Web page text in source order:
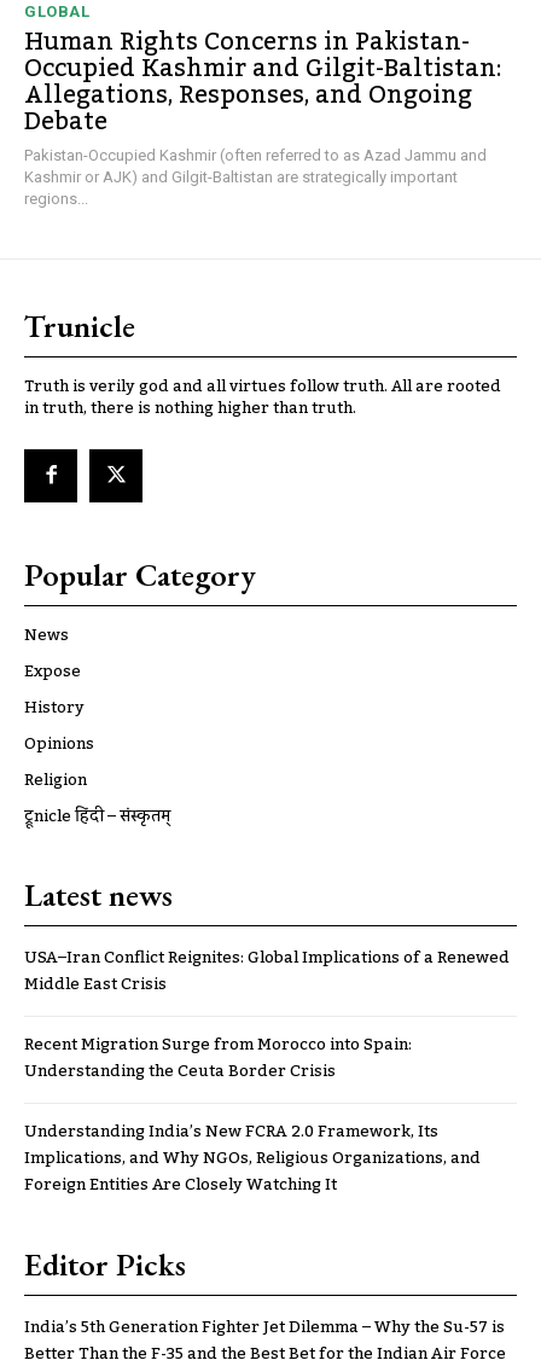
GLOBAL
Human Rights Concerns in Pakistan-
Occupied Kashmir and Gilgit-Baltistan:
Allegations, Responses, and Ongoing
Debate
Pakistan-Occupied Kashmir (often referred to as Azad Jammu and
Kashmir or AJK) and Gilgit-Baltistan are strategically important
regions...
Trunicle
Truth is verily god and all virtues follow truth. All are rooted
in truth, there is nothing higher than truth.
Popular Category
News
Expose
History
Opinions
Religion
ट्रूnicle हिंदी – संस्कृतम्
Latest news
USA–Iran Conflict Reignites: Global Implications of a Renewed
Middle East Crisis
Recent Migration Surge from Morocco into Spain:
Understanding the Ceuta Border Crisis
Understanding India’s New FCRA 2.0 Framework, Its
Implications, and Why NGOs, Religious Organizations, and
Foreign Entities Are Closely Watching It
Editor Picks
India’s 5th Generation Fighter Jet Dilemma – Why the Su-57 is
Better Than the F-35 and the Best Bet for the Indian Air Force